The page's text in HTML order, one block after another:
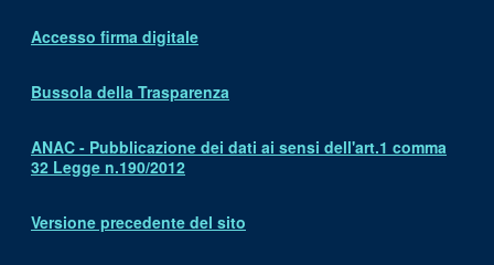
Accesso firma digitale
Bussola della Trasparenza
ANAC - Pubblicazione dei dati ai sensi dell'art.1 comma
32 Legge n.190/2012
Versione precedente del sito